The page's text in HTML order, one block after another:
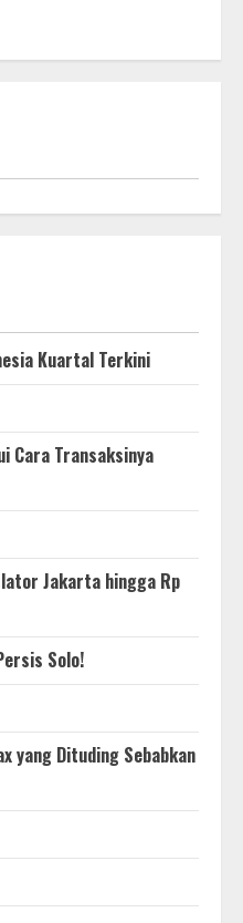
Kuartal Terkini
Cara Transaksinya
Jakarta hingga Rp
Solo!
yang Dituding Sebabkan